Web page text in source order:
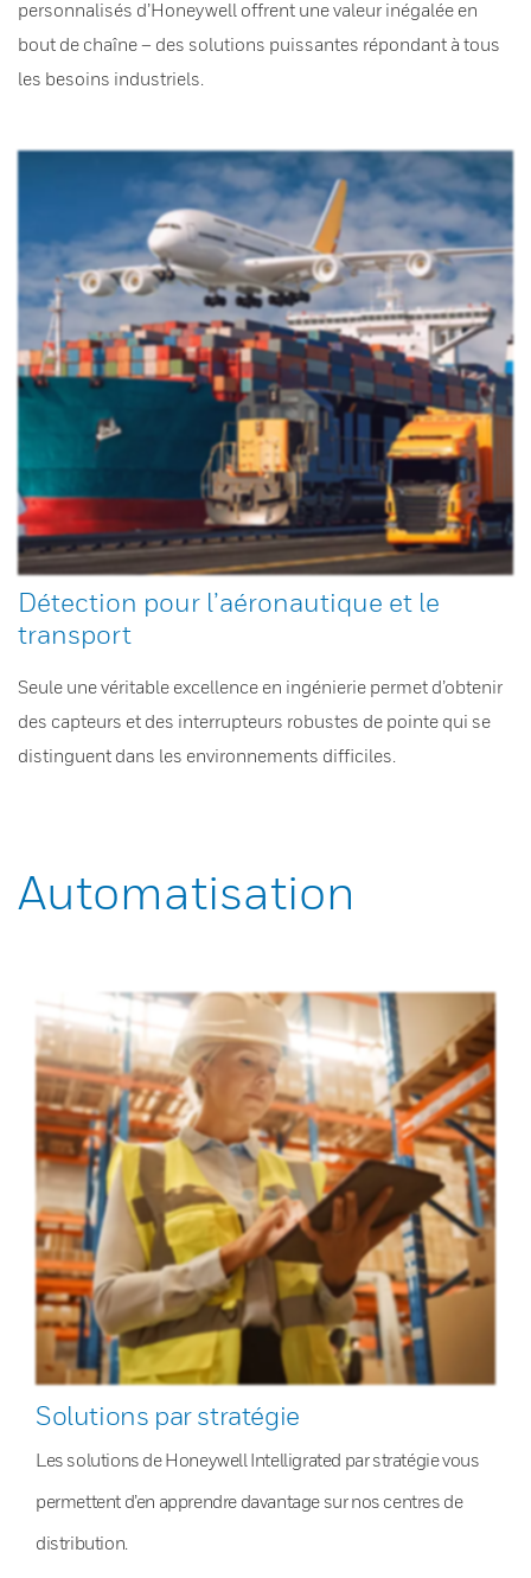
personnalisés d’Honeywell offrent une valeur inégalée en
bout de chaîne – des solutions puissantes répondant à tous
les besoins industriels.
Détection pour l’aéronautique et le
transport
Seule une véritable excellence en ingénierie permet d’obtenir
des capteurs et des interrupteurs robustes de pointe qui se
distinguent dans les environnements difficiles.
Automatisation
Solutions par stratégie
Les solutions de Honeywell Intelligrated par stratégie vous
permettent d’en apprendre davantage sur nos centres de
distribution.